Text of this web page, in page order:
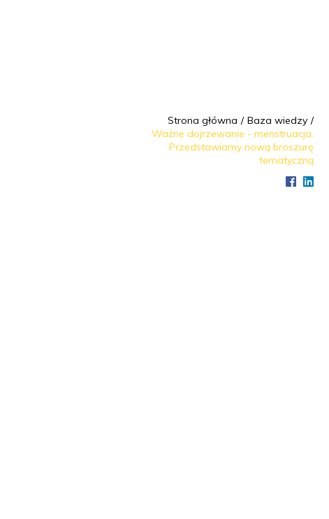
Strona główna
Baza wiedzy
Ważne dojrzewanie - menstruacja.
Przedstawiamy nową broszurę
tematyczną